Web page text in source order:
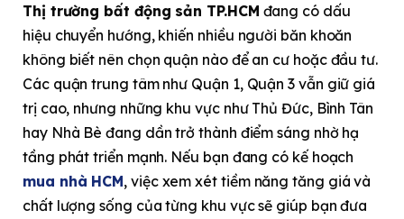
Thị trường bất động sản TP.HCM đang có dấu
hiệu chuyển hướng, khiến nhiều người băn khoăn
không biết nên chọn quận nào để an cư hoặc đầu tư.
Các quận trung tâm như Quận 1, Quận 3 vẫn giữ giá
trị cao, nhưng những khu vực như Thủ Đức, Bình Tân
hay Nhà Bè đang dần trở thành điểm sáng nhờ hạ
tầng phát triển mạnh. Nếu bạn đang có kế hoạch
mua nhà HCM, việc xem xét tiềm năng tăng giá và
chất lượng sống của từng khu vực sẽ giúp bạn đưa